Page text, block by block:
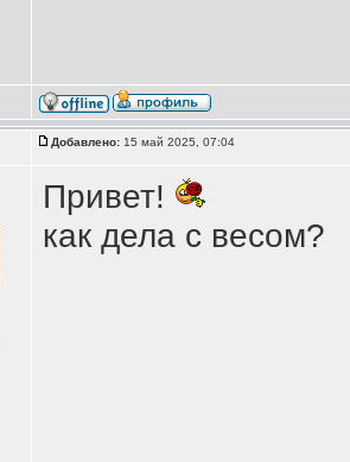
Добавлено:15 май 2025, 07:04
Привет!
как дела с весом?